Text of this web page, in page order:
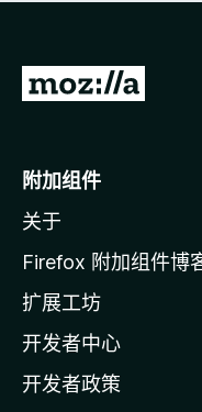
无
转
o
i
l
a
主
页
附加组件
关于
Firefox 附加组件博
扩展工坊
开发者中心
开发者政策